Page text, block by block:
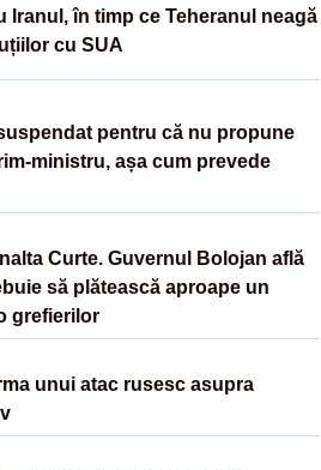
Iranul, în timp ce Teheranul neagă
cu SUA
pentru că nu propune
ministru, așa cum prevede
Curte. Guvernul Bolojan află
să plătească aproape un
grefierilor
unui atac rusesc asupra